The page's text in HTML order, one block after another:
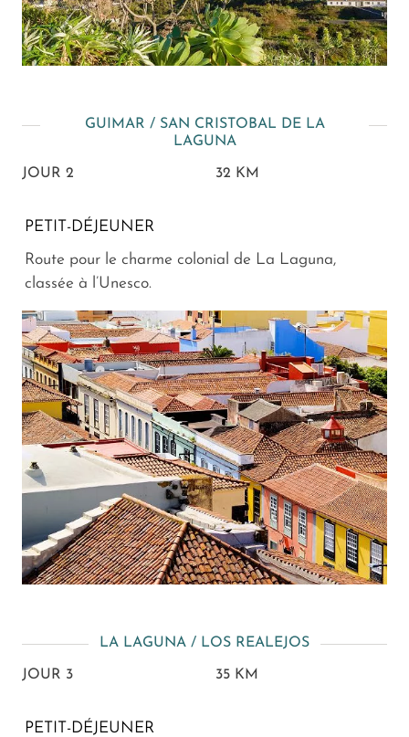
GUIMAR / SAN CRISTOBAL DE LA
LAGUNA
JOUR 2 32 KM
PETIT-DÉJEUNER
Route pour le charme colonial de La Laguna,
classée à l’Unesco.
LA LAGUNA / LOS REALEJOS
JOUR 3 35 KM
PETIT-DÉJEUNER